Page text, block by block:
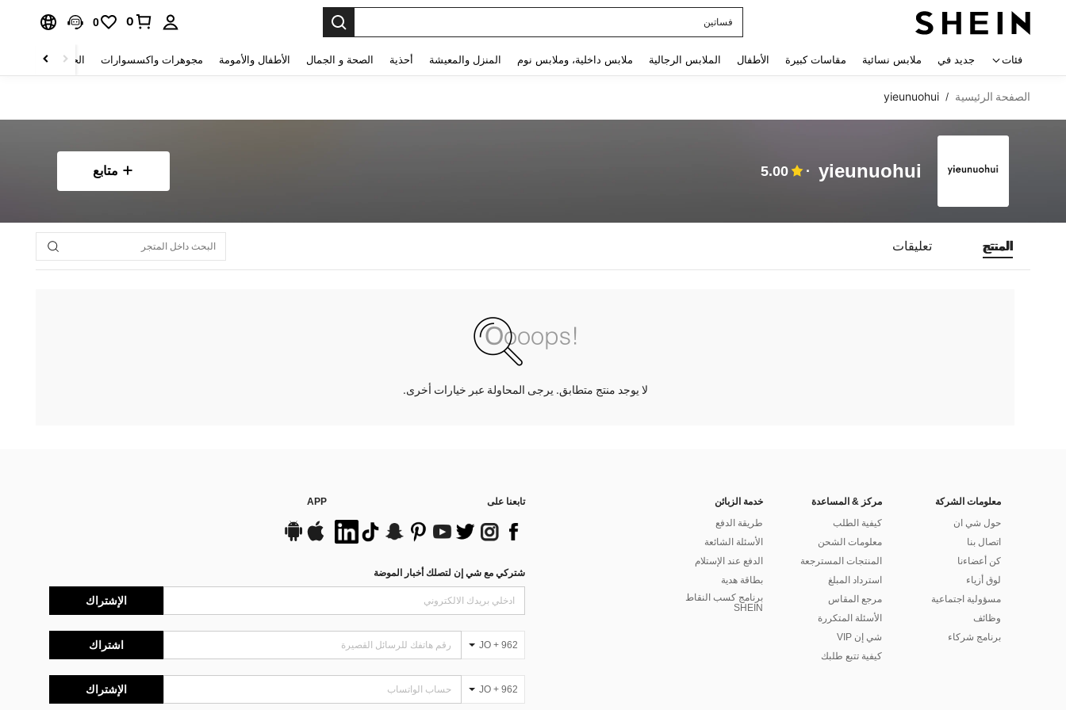
فساتين
0
0
فئات جديد في ملابس نسائية مقاسات كبيرة الأطفال الملابس الرجالية ملابس داخلية، وملابس نوم المنزل والمعيشة أحذية الصحة و الجمال الأطفال والأمومة مجوهرات واكسسوارات الحقائب والأمتعة
الصفحة الرئيسية /
yieunuohui
yieunuohui
5.00 متابع
المنتج تعليقات
لا يوجد منتج متطابق. يرجى المحاولة عبر خيارات أخرى.
معلومات الشركة
حول شي ان
اتصال بنا
كن أعضاءنا
لوق أزياء
مسؤولية اجتماعية
وظائف
برنامج شركاء
مركز & المساعدة
كيفية الطلب
معلومات الشحن
المنتجات المسترجعة
استرداد المبلغ
مرجع المقاس
الأسئلة المتكررة
شي إن VIP
كيفية تتبع طلبك
خدمة الزبائن
طريقة الدفع
الأسئلة الشائعة
الدفع عند الإستلام
بطاقة هدية
برنامج كسب النقاط
SHEIN
تابعنا على APP
شتركي مع شي إن لتصلك أخبار الموضة
الإشتراك
JO + 962 اشتراك
JO + 962 الإشتراك